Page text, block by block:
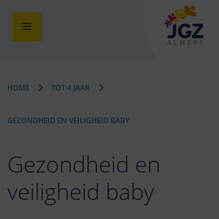
HOME TOT 4 JAAR
GEZONDHEID EN VEILIGHEID BABY
Gezondheid en
veiligheid baby